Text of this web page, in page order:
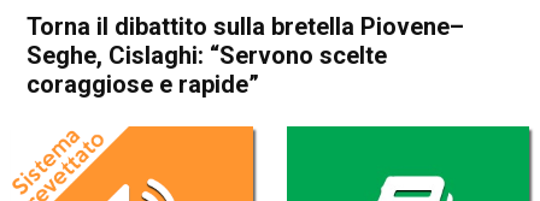
Torna il dibattito sulla bretella Piovene–
Seghe, Cislaghi: “Servono scelte
coraggiose e rapide”
Home Thiene